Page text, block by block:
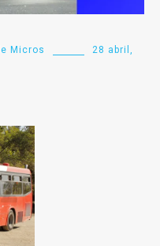
Micros
28 abril,